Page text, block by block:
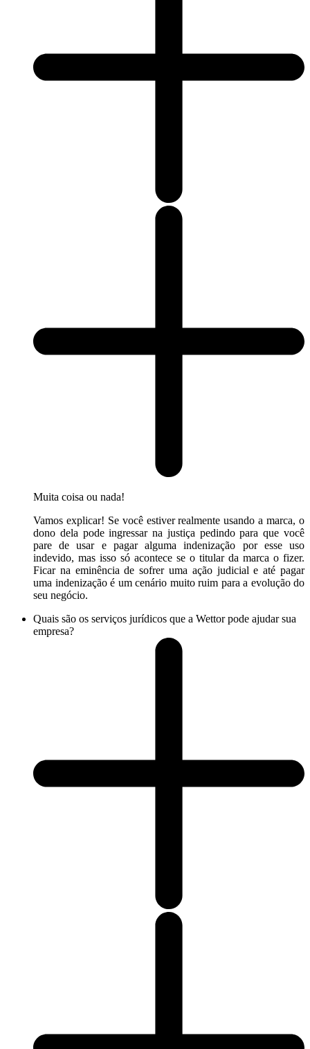
Muita coisa ou nada!
Vamos explicar! Se você estiver realmente usando a marca, o
dono dela pode ingressar na justiça pedindo para que você
pare de usar e pagar alguma indenização por esse uso
indevido, mas isso só acontece se o titular da marca o fizer.
Ficar na eminência de sofrer uma ação judicial e até pagar
uma indenização é um cenário muito ruim para a evolução do
seu negócio.
Quais são os serviços jurídicos que a Wettor pode ajudar sua
empresa?